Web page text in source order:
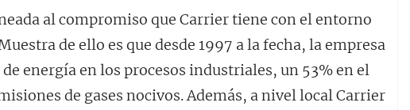
al compromiso que Carrier tiene con el entorno
de ello es que desde 1997 a la fecha, la empresa
energía en los procesos industriales, un 53% en el
de gases nocivos. Además, a nivel local Carrier